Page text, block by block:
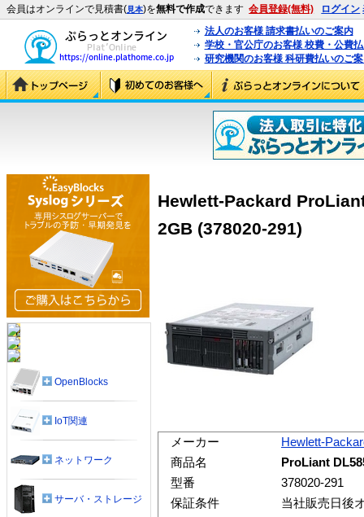
会員はオンラインで見積書(見本)を無料で作成できます 会員登録(無料) ログイン
法人のお客様 請求書払いのご案内
学校・官公庁のお客様 校費・公費
研究機関のお客様 科研費払いのご
Hewlett-Packard
2GB (378020-291)
メーカー
Hewlett-
商品名
ProLiant
型番
378020-291
保証条件
当社販売日後
OpenBlocks
IoT関連
ネットワーク
サーバ・ストレージ